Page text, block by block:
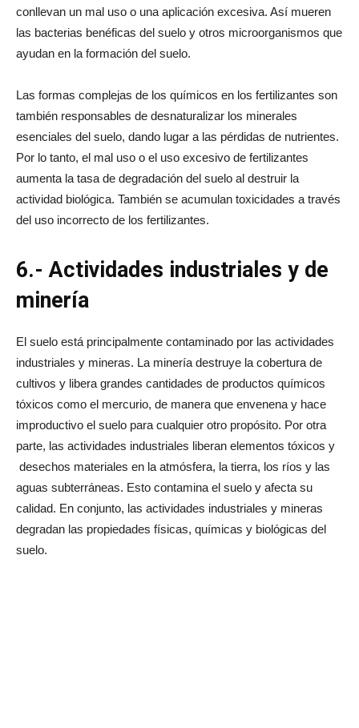
conllevan un mal uso o una aplicación excesiva. Así mueren
las bacterias benéficas del suelo y otros microorganismos que
ayudan en la formación del suelo.
Las formas complejas de los químicos en los fertilizantes son
también responsables de desnaturalizar los minerales
esenciales del suelo, dando lugar a las pérdidas de nutrientes.
Por lo tanto, el mal uso o el uso excesivo de fertilizantes
aumenta la tasa de degradación del suelo al destruir la
actividad biológica. También se acumulan toxicidades a través
del uso incorrecto de los fertilizantes.
6.- Actividades industriales y de
minería
El suelo está principalmente contaminado por las actividades
industriales y mineras. La minería destruye la cobertura de
cultivos y libera grandes cantidades de productos químicos
tóxicos como el mercurio, de manera que envenena y hace
improductivo el suelo para cualquier otro propósito. Por otra
parte, las actividades industriales liberan elementos tóxicos y
desechos materiales en la atmósfera, la tierra, los ríos y las
aguas subterráneas. Esto contamina el suelo y afecta su
calidad. En conjunto, las actividades industriales y mineras
degradan las propiedades físicas, químicas y biológicas del
suelo.